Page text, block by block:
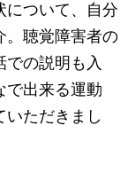
について、自分
。聴覚障害者の
の説明も入
で出来る運動
いただきまし